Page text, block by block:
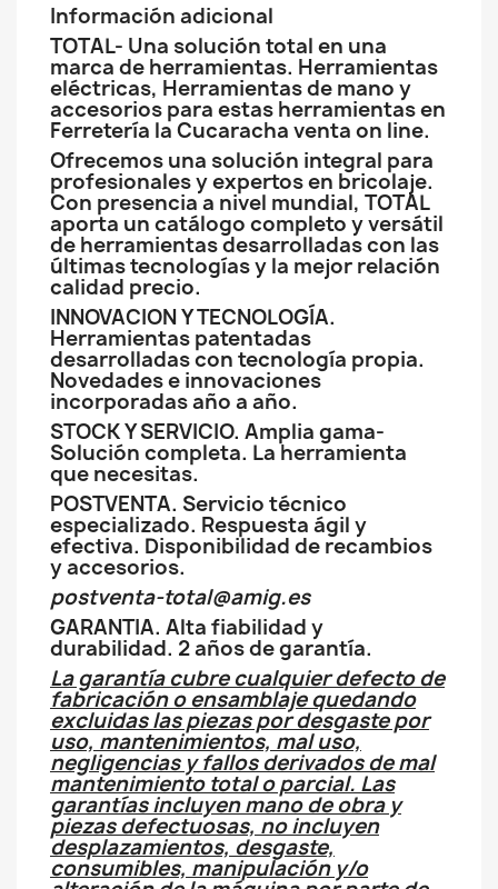
Información adicional
TOTAL- Una solución total en una
marca de herramientas. Herramientas
eléctricas, Herramientas de mano y
accesorios para estas herramientas en
Ferretería la Cucaracha venta on line.
Ofrecemos una solución integral para
profesionales y expertos en bricolaje.
Con presencia a nivel mundial, TOTAL
aporta un catálogo completo y versátil
de herramientas desarrolladas con las
últimas tecnologías y la mejor relación
calidad precio.
INNOVACION Y TECNOLOGÍA.
Herramientas patentadas
desarrolladas con tecnología propia.
Novedades e innovaciones
incorporadas año a año.
STOCK Y SERVICIO. Amplia gama-
Solución completa. La herramienta
que necesitas.
POSTVENTA. Servicio técnico
especializado. Respuesta ágil y
efectiva. Disponibilidad de recambios
y accesorios.
postventa-total@amig.es
GARANTIA. Alta fiabilidad y
durabilidad. 2 años de garantía.
La garantía cubre cualquier defecto de
fabricación o ensamblaje quedando
excluidas las piezas por desgaste por
uso, mantenimientos, mal uso,
negligencias y fallos derivados de mal
mantenimiento total o parcial. Las
garantías incluyen mano de obra y
piezas defectuosas, no incluyen
desplazamientos, desgaste,
consumibles, manipulación y/o